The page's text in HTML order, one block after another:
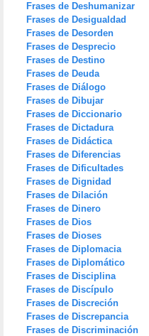
Frases de Deshumanizar
Frases de Desigualdad
Frases de Desorden
Frases de Desprecio
Frases de Destino
Frases de Deuda
Frases de Diálogo
Frases de Dibujar
Frases de Diccionario
Frases de Dictadura
Frases de Didáctica
Frases de Diferencias
Frases de Dificultades
Frases de Dignidad
Frases de Dilación
Frases de Dinero
Frases de Dios
Frases de Dioses
Frases de Diplomacia
Frases de Diplomático
Frases de Disciplina
Frases de Discípulo
Frases de Discreción
Frases de Discrepancia
Frases de Discriminación